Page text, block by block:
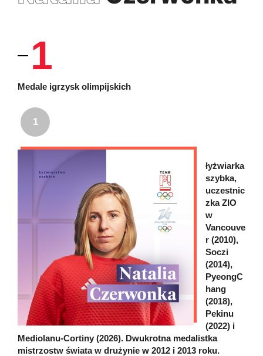
1
Medale igrzysk olimpijskich
1
łyżwiarka
szybka,
uczestnic
zka ZIO
w
Vancouve
r (2010),
Soczi
(2014),
PyeongC
hang
(2018),
Pekinu
(2022) i
Mediolanu-Cortiny (2026). Dwukrotna medalistka
mistrzostw świata w drużynie w 2012 i 2013 roku.